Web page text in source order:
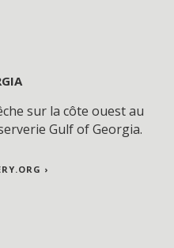
sur la côte ouest au
Gulf of Georgia.
›